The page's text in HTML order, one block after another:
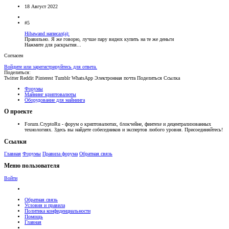
18 Август 2022
#5
Hibawand написал(а):
Правильно. Я же говорю, лучше пару видюх купить на те же деньги
Нажмите для раскрытия...
Согласен
Войдите или зарегистрируйтесь для ответа.
Поделиться:
Twitter Reddit Pinterest Tumblr WhatsApp Электронная почта Поделиться Ссылка
Форумы
Майнинг криптовалюты
Оборудование для майнинга
О проекте
Forum.CryptoRu - форум о криптовалютах, блокчейне, финтехе и децентрализованных
технологиях. Здесь вы найдете собеседников и экспертов любого уровня. Присоединяйтесь!
Ссылки
Главная Форумы Правила форума Обратная связь
Меню пользователя
Войти
Обратная связь
Условия и правила
Политика конфиденциальности
Помощь
Главная